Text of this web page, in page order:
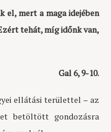
el, mert a maga idejében
tehát, míg időnk van,
Gal 6, 9-10.
ellátási területtel – az
betöltött gondozásra